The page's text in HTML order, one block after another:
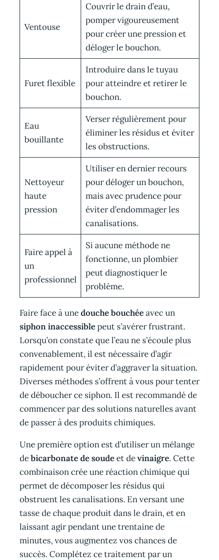
Ventouse
Couvrir le drain d’eau,
pomper vigoureusement
pour créer une pression et
déloger le bouchon.
Furet flexible
Introduire dans le tuyau
pour atteindre et retirer le
bouchon.
Eau
bouillante
Verser régulièrement pour
éliminer les résidus et éviter
les obstructions.
Nettoyeur
haute
pression
Utiliser en dernier recours
pour déloger un bouchon,
mais avec prudence pour
éviter d’endommager les
canalisations.
Faire appel à
un
professionnel
Si aucune méthode ne
fonctionne, un plombier
peut diagnostiquer le
problème.
Faire face à unedouche bouchéeavec un
siphon inaccessiblepeut s’avérer frustrant.
Lorsqu’on constate que l’eau ne s’écoule plus
convenablement, il est nécessaire d’agir
rapidement pour éviter d’aggraver la situation.
Diverses méthodes s’offrent à vous pour tenter
de déboucher ce siphon. Il est recommandé de
commencer par des solutions naturelles avant
de passer à des produits chimiques.
Une première option est d’utiliser un mélange
debicarbonate de soudeet devinaigre. Cette
combinaison crée une réaction chimique qui
permet de décomposer les résidus qui
obstruent les canalisations. En versant une
tasse de chaque produit dans le drain, et en
laissant agir pendant une trentaine de
minutes, vous augmentez vos chances de
succès. Complétez ce traitement par un